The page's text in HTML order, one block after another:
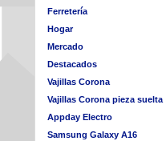
Ferretería
Hogar
Mercado
Destacados
Vajillas Corona
Vajillas Corona pieza suelta
Appday Electro
Samsung Galaxy A16